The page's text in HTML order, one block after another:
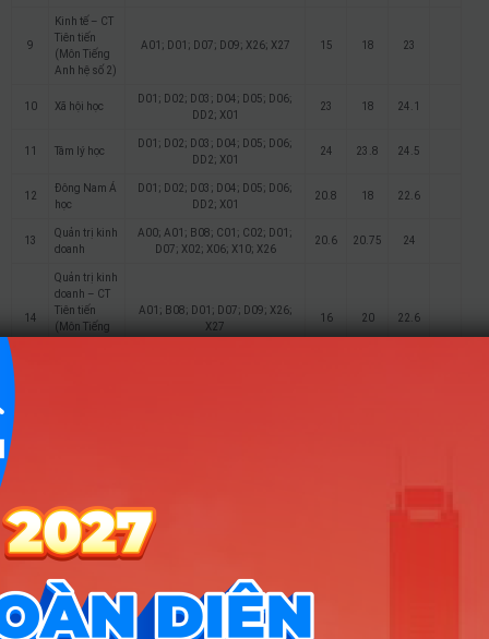
9
Kinh tế – CT
Tiên tiến
(Môn Tiếng
Anh hệ số 2)
A01; D01; D07; D09; X26; X27 15 18 23
10 Xã hội học
D01; D02; D03; D04; D05; D06;
DD2; X01
23 18 24.1
11 Tâm lý học
D01; D02; D03; D04; D05; D06;
DD2; X01
24 23.8 24.5
12
Đông Nam Á
học
D01; D02; D03; D04; D05; D06;
DD2; X01
20.8 18 22.6
13
Quản trị kinh
doanh
A00; A01; B08; C01; C02; D01;
D07; X02; X06; X10; X26
20.6 20.75 24
14
Quản trị kinh
doanh – CT
Tiên tiến
(Môn Tiếng
A01; B08; D01; D07; D09; X26;
X27
16 20 22.6
17
CT Tiên tiến
(Môn Tiếng
Anh nhân hệ
số 2)
A01; B08; D01; D07; D09; D10;
18 Kế toán
A00; A01; C01; C02; D01; D07;
X02; X06; X10; X25; X26
Kế toán – CT